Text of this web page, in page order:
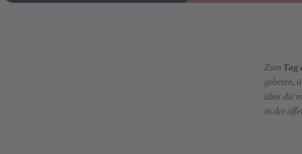
Zum Tag
gebeten,
über die
in der